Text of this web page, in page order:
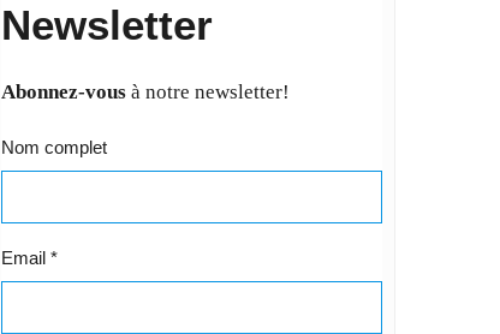
Newsletter
Abonnez-vousà notre newsletter!
Nom complet
Email *